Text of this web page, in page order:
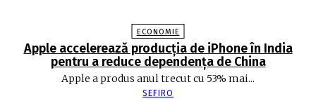
ECONOMIE
Apple accelerează producția de iPhone în India
pentru a reduce dependența de China
Apple a produs anul trecut cu 53% mai...
SEFIRO